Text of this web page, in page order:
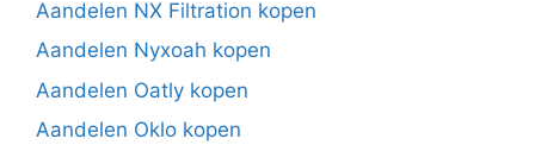
Aandelen NX Filtration kopen
Aandelen Nyxoah kopen
Aandelen Oatly kopen
Aandelen Oklo kopen